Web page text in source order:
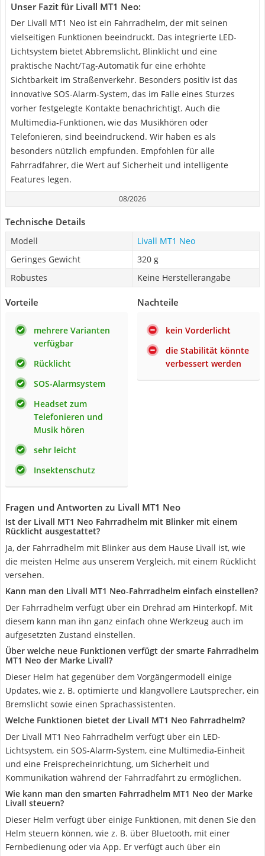
Unser Fazit für Livall MT1 Neo:
Der Livall MT1 Neo ist ein Fahrradhelm, der mit seinen
vielseitigen Funktionen beeindruckt. Das integrierte LED-
Lichtsystem bietet Abbremslicht, Blinklicht und eine
praktische Nacht/Tag-Automatik für eine erhöhte
Sichtbarkeit im Straßenverkehr. Besonders positiv ist das
innovative SOS-Alarm-System, das im Falle eines Sturzes
vorher festgelegte Kontakte benachrichtigt. Auch die
Multimedia-Funktionen, wie das Musikhören oder
Telefonieren, sind beeindruckend. Wir haben es als
besonders nützlich empfunden. Empfohlen für alle
Fahrradfahrer, die Wert auf Sicherheit und intelligente
Features legen.
08/2026
Technische Details
Modell
Livall MT1 Neo
Geringes Gewicht
320 g
Robustes
Keine Herstellerangabe
Vorteile
mehrere Varianten
verfügbar
Rücklicht
SOS-Alarmsystem
Headset zum
Telefonieren und
Musik hören
sehr leicht
Insektenschutz
Nachteile
kein Vorderlicht
die Stabilität könnte
verbessert werden
Fragen und Antworten zu Livall MT1 Neo
Ist der Livall MT1 Neo Fahrradhelm mit Blinker mit einem
Rücklicht ausgestattet?
Ja, der Fahrradhelm mit Blinker aus dem Hause Livall ist, wie
die meisten Helme aus unserem Vergleich, mit einem Rücklicht
versehen.
Kann man den Livall MT1 Neo-Fahrradhelm einfach einstellen?
Der Fahrradhelm verfügt über ein Drehrad am Hinterkopf. Mit
diesem kann man ihn ganz einfach ohne Werkzeug auch im
aufgesetzten Zustand einstellen.
Über welche neue Funktionen verfügt der smarte Fahrradhelm
MT1 Neo der Marke Livall?
Dieser Helm hat gegenüber dem Vorgängermodell einige
Updates, wie z. B. optimierte und klangvollere Lautsprecher, ein
Bremslicht sowie einen Sprachassistenten.
Welche Funktionen bietet der Livall MT1 Neo Fahrradhelm?
Der Livall MT1 Neo Fahrradhelm verfügt über ein LED-
Lichtsystem, ein SOS-Alarm-System, eine Multimedia-Einheit
und eine Freisprecheinrichtung, um Sicherheit und
Kommunikation während der Fahrradfahrt zu ermöglichen.
Wie kann man den smarten Fahrradhelm MT1 Neo der Marke
Livall steuern?
Dieser Helm verfügt über einige Funktionen, mit denen Sie den
Helm steuern können, wie z. B. über Bluetooth, mit einer
Fernbedienung oder via App. Er verfügt auch über ein